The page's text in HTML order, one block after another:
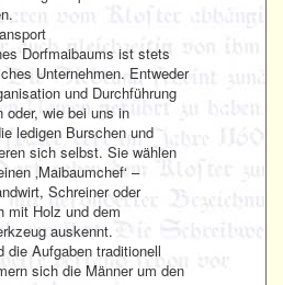
Dorfmaibaums ist stets
Unternehmen. Entweder
und Durchführung
oder, wie bei uns in
ledigen Burschen und
sich selbst. Sie wählen
‚Maibaumchef‘ –
Schreiner oder
mit Holz und dem
auskennt.
die Aufgaben traditionell
sich die Männer um den